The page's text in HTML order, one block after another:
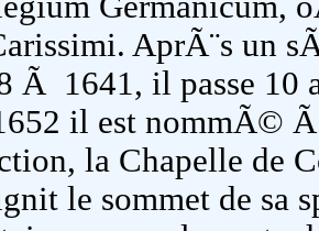
AprÃ¨s un
Ã 1641, il passe 10
il est nommÃ© Ã
la Chapelle de
le sommet de sa